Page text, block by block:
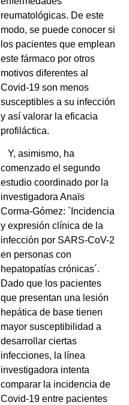
reumatológicas. De este
modo, se puede conocer si
los pacientes que emplean
este fármaco por otros
motivos diferentes al
Covid-19 son menos
susceptibles a su infección
y así valorar la eficacia
profiláctica.
Y, asimismo, ha
comenzado el segundo
estudio coordinado por la
investigadora Anaïs
Corma-Gómez: `Incidencia
y expresión clínica de la
infección por SARS-CoV-2
en personas con
hepatopatías crónicas´.
Dado que los pacientes
que presentan una lesión
hepática de base tienen
mayor susceptibilidad a
desarrollar ciertas
infecciones, la línea
investigadora intenta
comparar la incidencia de
Covid-19 entre pacientes